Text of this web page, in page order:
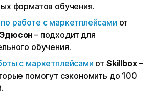
форматов обучения.
работе с маркетплейсами от
– подходит для
обучения.
с маркетплейсами от Skillbox–
помогут сэкономить до 100